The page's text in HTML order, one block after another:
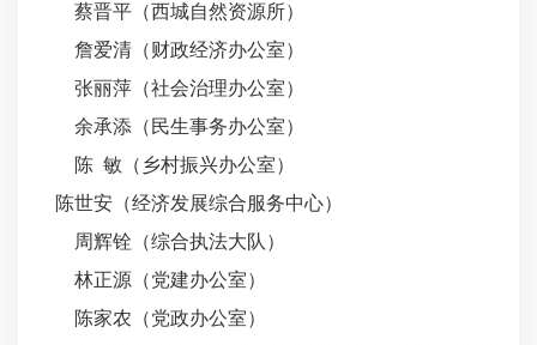
蔡晋平（西城自然资源所）
詹爱清（财政经济办公室）
张丽萍（社会治理办公室）
余承添（民生事务办公室）
陈 敏（乡村振兴办公室）
陈世安（经济发展综合服务中心）
周辉铨 （综合执法大队）
林正源 （党建办公室）
陈家农 （党政办公室）